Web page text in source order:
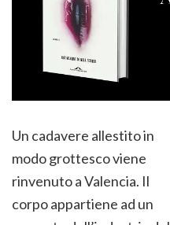
Un cadavere allestito in
modo grottesco viene
rinvenuto a Valencia. Il
corpo appartiene ad un